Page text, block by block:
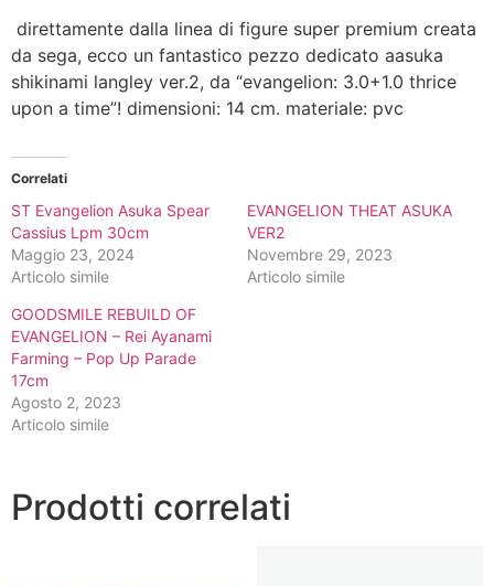
direttamente dalla linea di figure super premium creata
da sega, ecco un fantastico pezzo dedicato aasuka
shikinami langley ver.2, da “evangelion: 3.0+1.0 thrice
upon a time”! dimensioni: 14 cm. materiale: pvc
Correlati
ST Evangelion Asuka Spear
Cassius Lpm 30cm
Maggio 23, 2024
Articolo simile
EVANGELION THEAT ASUKA
VER2
Novembre 29, 2023
Articolo simile
GOODSMILE REBUILD OF
EVANGELION – Rei Ayanami
Farming – Pop Up Parade
17cm
Agosto 2, 2023
Articolo simile
Prodotti correlati